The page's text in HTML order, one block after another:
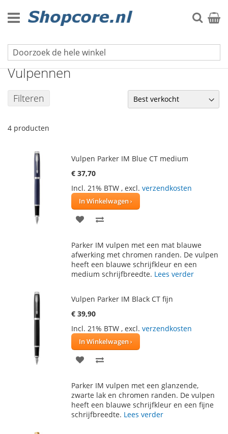
naar
de
Zoek
Schrijfwaren
Vulpennen
Filteren
4 producten
Vulpen Parker IM Blue CT medium
€ 37,70
Incl. 21% BTW , excl. verzendkosten
In Winkelwagen
VOEG
AAN
VERLANGLIJST
TE
VERGELIJKEN
Parker IM vulpen met een mat blauwe
afwerking met chromen randen. De vulpen
heeft een blauwe schrijfkleur en een
medium schrijfbreedte. Lees verder
Vulpen Parker IM Black CT fijn
€ 39,90
Incl. 21% BTW , excl. verzendkosten
In Winkelwagen
VOEG
AAN
VERLANGLIJST
TE
VERGELIJKEN
Parker IM vulpen met een glanzende,
zwarte lak en chromen randen. De vulpen
heeft een blauwe schrijfkleur en een fijne
schrijfbreedte. Lees verder